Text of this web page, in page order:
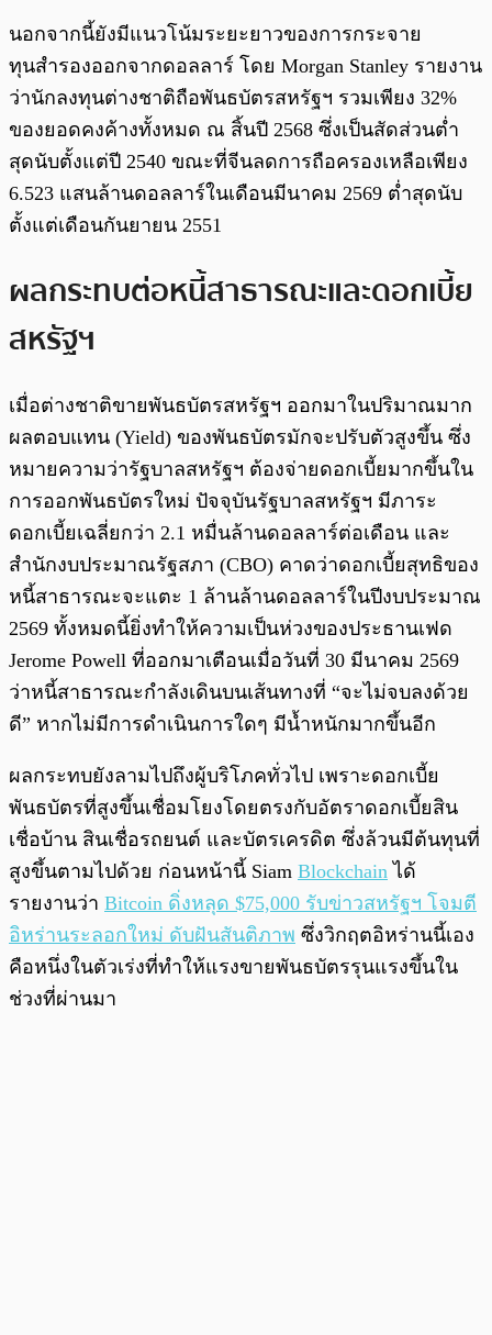
นอกจากนี้ยังมีแนวโน้มระยะยาวของการกระจาย
ทุนสำรองออกจากดอลลาร์ โดย Morgan Stanley รายงาน
ว่านักลงทุนต่างชาติถือพันธบัตรสหรัฐฯ รวมเพียง 32%
ของยอดคงค้างทั้งหมด ณ สิ้นปี 2568 ซึ่งเป็นสัดส่วนต่ำ
สุดนับตั้งแต่ปี 2540 ขณะที่จีนลดการถือครองเหลือเพียง
6.523 แสนล้านดอลลาร์ในเดือนมีนาคม 2569 ต่ำสุดนับ
ตั้งแต่เดือนกันยายน 2551
ผลกระทบต่อหนี้สาธารณะและดอกเบี้ย
สหรัฐฯ
เมื่อต่างชาติขายพันธบัตรสหรัฐฯ ออกมาในปริมาณมาก
ผลตอบแทน (Yield) ของพันธบัตรมักจะปรับตัวสูงขึ้น ซึ่ง
หมายความว่ารัฐบาลสหรัฐฯ ต้องจ่ายดอกเบี้ยมากขึ้นใน
การออกพันธบัตรใหม่ ปัจจุบันรัฐบาลสหรัฐฯ มีภาระ
ดอกเบี้ยเฉลี่ยกว่า 2.1 หมื่นล้านดอลลาร์ต่อเดือน และ
สำนักงบประมาณรัฐสภา (CBO) คาดว่าดอกเบี้ยสุทธิของ
หนี้สาธารณะจะแตะ 1 ล้านล้านดอลลาร์ในปีงบประมาณ
2569 ทั้งหมดนี้ยิ่งทำให้ความเป็นห่วงของประธานเฟด
Jerome Powell ที่ออกมาเตือนเมื่อวันที่ 30 มีนาคม 2569
ว่าหนี้สาธารณะกำลังเดินบนเส้นทางที่ “จะไม่จบลงด้วย
ดี” หากไม่มีการดำเนินการใดๆ มีน้ำหนักมากขึ้นอีก
ผลกระทบยังลามไปถึงผู้บริโภคทั่วไป เพราะดอกเบี้ย
พันธบัตรที่สูงขึ้นเชื่อมโยงโดยตรงกับอัตราดอกเบี้ยสิน
เชื่อบ้าน สินเชื่อรถยนต์ และบัตรเครดิต ซึ่งล้วนมีต้นทุนที่
สูงขึ้นตามไปด้วย ก่อนหน้านี้ Siam Blockchain ได้
รายงานว่า Bitcoin ดิ่งหลุด $75,000 รับข่าวสหรัฐฯ โจมตี
อิหร่านระลอกใหม่ ดับฝันสันติภาพ ซึ่งวิกฤตอิหร่านนี้เอง
คือหนึ่งในตัวเร่งที่ทำให้แรงขายพันธบัตรรุนแรงขึ้นใน
ช่วงที่ผ่านมา